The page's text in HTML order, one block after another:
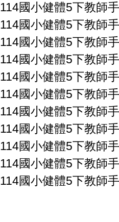
114國小健體5下教師
114國小健體5下教師
114國小健體5下教師
114國小健體5下教師
114國小健體5下教師
114國小健體5下教師
114國小健體5下教師
114國小健體5下教師
114國小健體5下教師
114國小健體5下教師
114國小健體5下教師